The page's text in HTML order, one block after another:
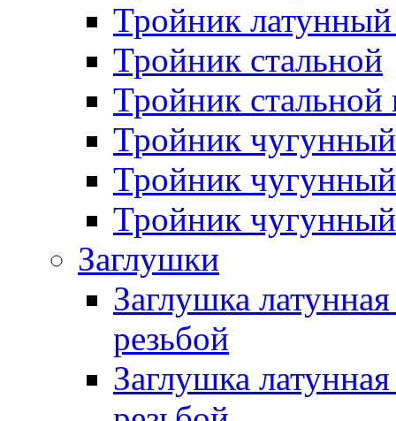
Тройник
Тройник стальной
Тройник стальной
Тройник чугунный
Тройник
Тройник
Заглушки
Заглушка
резьбой
Заглушка